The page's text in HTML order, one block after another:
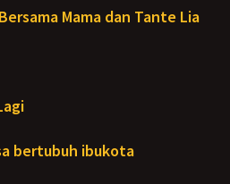
Mama dan Tante Lia
bertubuh ibukota